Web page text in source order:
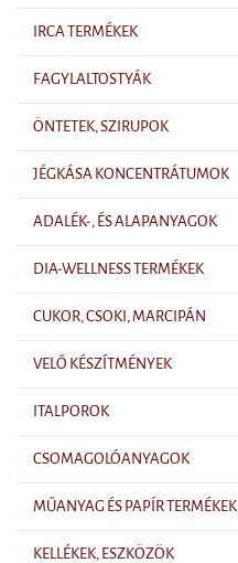
IRCA TERMÉKEK
FAGYLALTOSTYÁK
ÖNTETEK, SZIRUPOK
JÉGKÁSA KONCENTRÁTUMOK
ADALÉK-, ÉS ALAPANYAGOK
DIA-WELLNESS TERMÉKEK
CUKOR, CSOKI, MARCIPÁN
VELŐ KÉSZÍTMÉNYEK
ITALPOROK
CSOMAGOLÓANYAGOK
MŰANYAG ÉS PAPÍR TERMÉKEK
KELLÉKEK, ESZKÖZÖK